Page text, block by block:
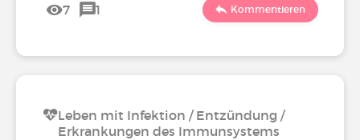
7 1 Kommentieren
Leben mit Infektion / Entzündung /
Erkrankungen des Immunsystems